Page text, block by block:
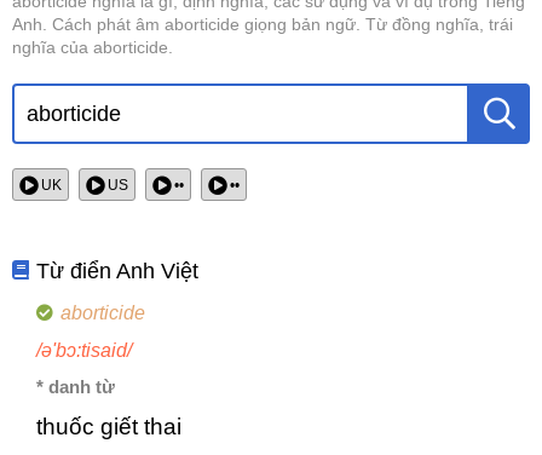
Anh. Cách phát âm aborticide giọng bản ngữ. Từ đồng nghĩa, trái
nghĩa của aborticide.
UK US •• ••
Từ điển Anh Việt
aborticide
/ə'bɔ:tisaid/
* danh từ
thuốc giết thai